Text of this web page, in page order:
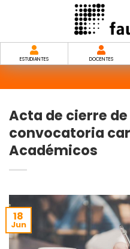
ESTUDIANTES DOCENTES
Acta de cierre
convocatoria
Académicos
18
Jun